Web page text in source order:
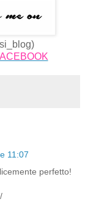
11:07
perfetto!